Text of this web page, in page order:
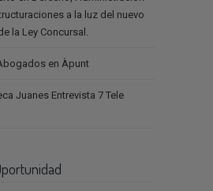
a la luz del nuevo
la Ley Concursal.
en Àpunt
Juanes Entrevista 7 Tele